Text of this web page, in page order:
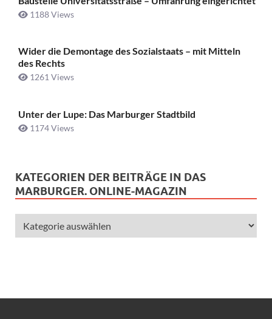
1188 Views
Wider die Demontage des Sozialstaats – mit Mitteln
des Rechts
1261 Views
Unter der Lupe: Das Marburger Stadtbild
1174 Views
KATEGORIEN DER BEITRÄGE IN DAS
MARBURGER. ONLINE-MAGAZIN